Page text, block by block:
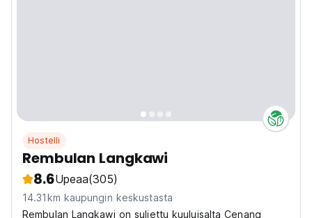
Hostelli
Rembulan Langkawi
8.6Upeaa(305)
14.31km kaupungin keskustasta
Rembulan Langkawi on suljettu kuuluisalta Cenang